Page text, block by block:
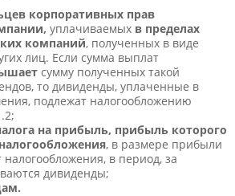
корпоративных прав
уплачиваемых в пределах
компаний, полученных в виде
лиц. Если сумма выплат
сумму полученных такой
то дивиденды, уплаченные в
подлежат налогообложению
.2;
на прибыль, прибыль которого
, в размере прибыли
в период, за
дивиденды;